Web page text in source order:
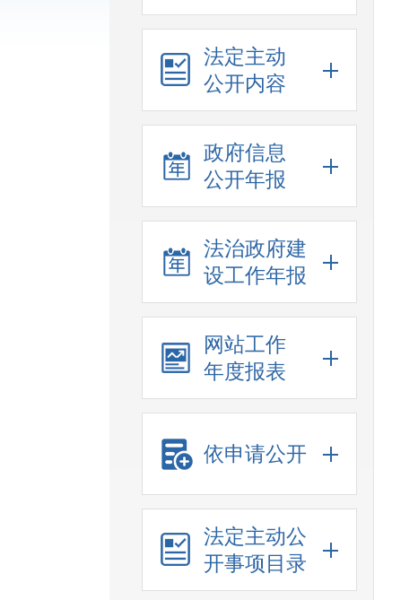
法定主动
公开内容
政府信息
公开年报
法治政府建
设工作年报
网站工作
年度报表
依申请公开
法定主动公
开事项目录